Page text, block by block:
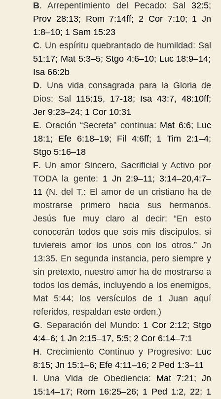
B. Arrepentimiento del Pecado: Sal 32:5;
Prov 28:13; Rom 7:14ff; 2 Cor 7:10; 1 Jn
1:8–10; 1 Sam 15:23
C. Un espíritu quebrantado de humildad: Sal
51:17; Mat 5:3–5; Stgo 4:6–10; Luc 18:9–14;
Isa 66:2b
D. Una vida consagrada para la Gloria de
Dios: Sal 115:15, 17-18; Isa 43:7, 48:10ff;
Jer 9:23–24; 1 Cor 10:31
E. Oración “Secreta” continua: Mat 6:6; Luc
18:1; Efe 6:18–19; Fil 4:6ff; 1 Tim 2:1–4;
Stgo 5:16–18
F. Un amor Sincero, Sacrificial y Activo por
TODA la gente: 1 Jn 2:9–11; 3:14–20,4:7–
11 (N. del T.: El amor de un cristiano ha de
mostrarse primero hacia sus hermanos.
Jesús fue muy claro al decir: “En esto
conocerán todos que sois mis discípulos, si
tuviereis amor los unos con los otros.” Jn
13:35. En segunda instancia, pero siempre y
sin pretexto, nuestro amor ha de mostrarse a
todos los demás, incluyendo a los enemigos,
Mat 5:44; los versículos de 1 Juan aquí
referidos, respaldan este orden.)
G. Separación del Mundo: 1 Cor 2:12; Stgo
4:4–6; 1 Jn 2:15–17, 5:5; 2 Cor 6:14–7:1
H. Crecimiento Continuo y Progresivo: Luc
8:15; Jn 15:1–6; Efe 4:11–16; 2 Ped 1:3–11
I. Una Vida de Obediencia: Mat 7:21; Jn
15:14–17; Rom 16:25–26; 1 Ped 1:2, 22; 1